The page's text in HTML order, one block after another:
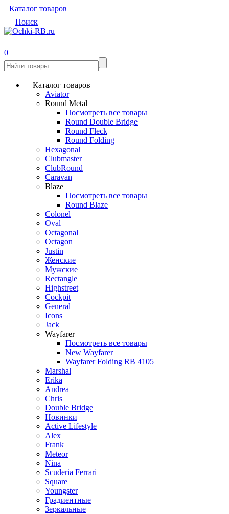
Каталог товаров
Поиск
0
Каталог товаров
Aviator
Round Metal
Посмотреть все товары
Round Double Bridge
Round Fleck
Round Folding
Hexagonal
Clubmaster
ClubRound
Caravan
Blaze
Посмотреть все товары
Round Blaze
Colonel
Oval
Octagonal
Octagon
Justin
Женские
Мужские
Rectangle
Highstreet
Cockpit
General
Icons
Jack
Wayfarer
Посмотреть все товары
New Wayfarer
Wayfarer Folding RB 4105
Marshal
Erika
Andrea
Chris
Double Bridge
Новинки
Active Lifestyle
Alex
Frank
Meteor
Nina
Scuderia Ferrari
Square
Youngster
Градиентные
Зеркальные